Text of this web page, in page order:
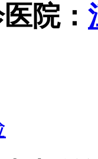
医院：